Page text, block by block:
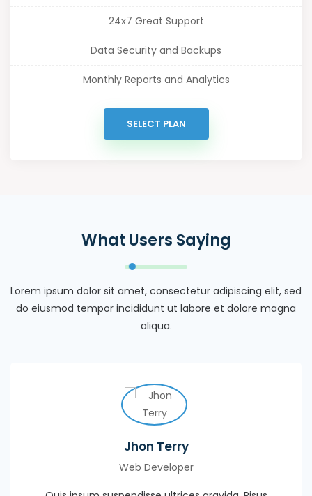
24x7 Great Support
Data Security and Backups
Monthly Reports and Analytics
SELECT PLAN
What Users Saying
Lorem ipsum dolor sit amet, consectetur adipiscing elit, sed
do eiusmod tempor incididunt ut labore et dolore magna
aliqua.
Jhon Terry
Web Developer